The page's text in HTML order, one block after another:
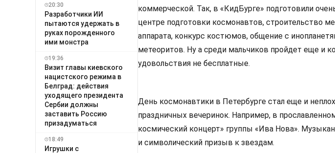
20:30
Разработчики ИИ
пытаются удержать в
руках порожденного
ими монстра
19:36
Визит главы киевского
нацистского режима в
Белград: действия
уходящего президента
Сербии должны
заставить Россию
призадуматься
18:49
Игрушки с
коммерческой. Так, в «КидБурге» подготовили
центре подготовки космонавтов, строительство
аппарата, конкурс костюмов, общение с
метеоритов. Ну а среди мальчиков пройдет еще и
удовольствия не бесплатные.
День космонавтики в Петербурге стал еще и
праздничных вечеринок. Например, в
космический концерт» группы «Ива Нова».
и символический призыв к звездам.